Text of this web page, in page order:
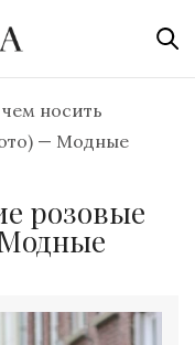
носить
— Модные
розовые